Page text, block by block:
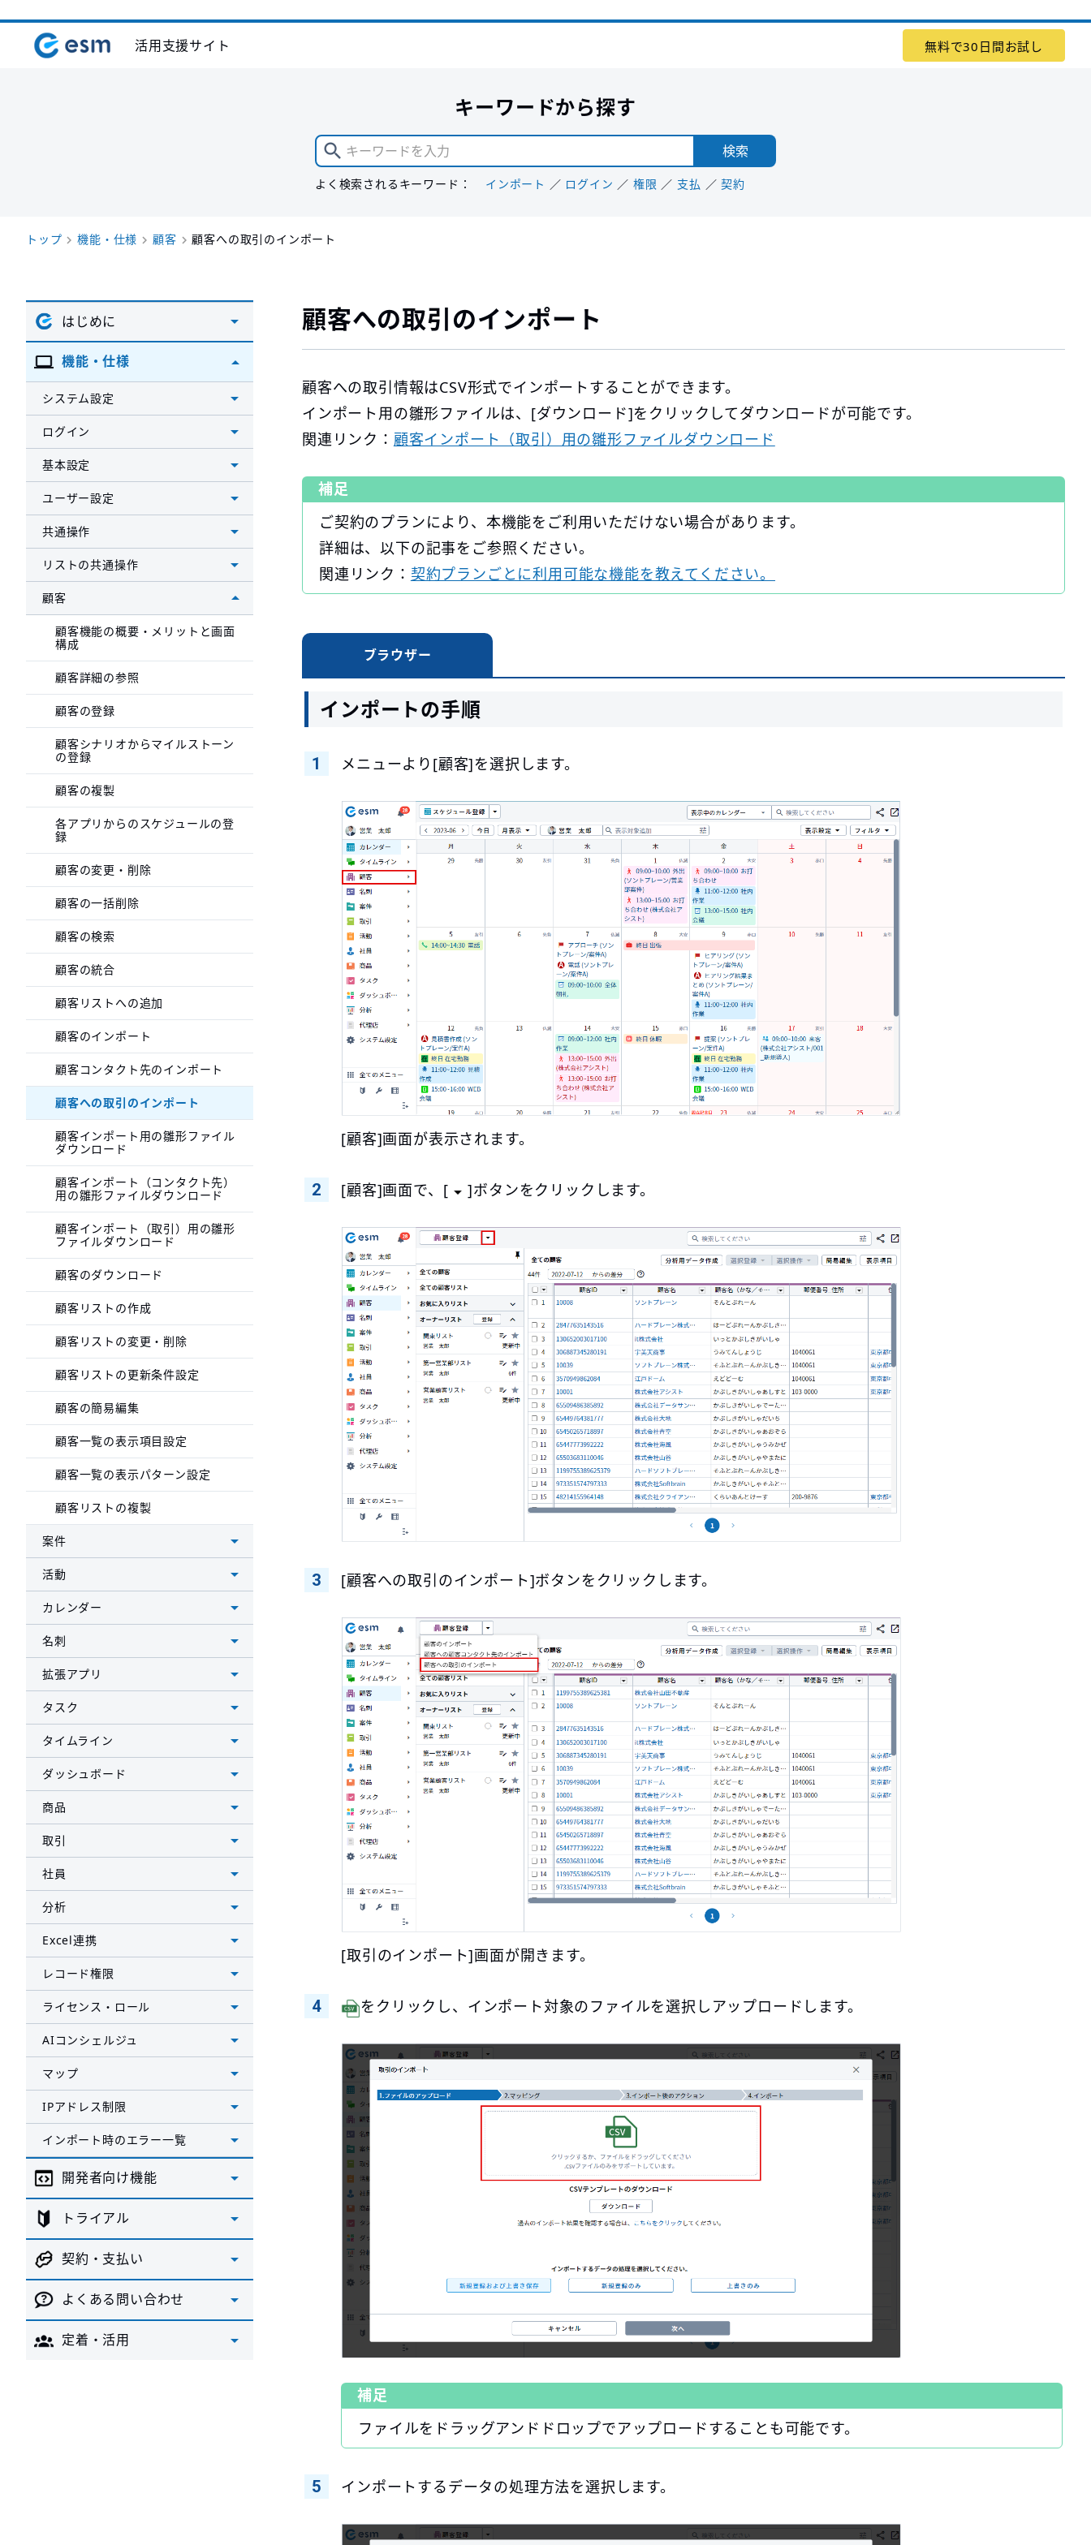
活用支援サイト 無料で30日間お試し
キーワードから探す
検索
よく検索されるキーワード： インポート ログイン 権限 支払 契約
トップ 機能・仕様 顧客 顧客への取引のインポート
顧客への取引のインポート
顧客への取引情報はCSV形式でインポートすることができます。
インポート用の雛形ファイルは、[ダウンロード]をクリックしてダウンロードが可能です。
関連リンク： 顧客インポート（取引）用の雛形ファイルダウンロード
補足
ご契約のプランにより、本機能をご利用いただけない場合があります。
詳細は、以下の記事をご参照ください。
関連リンク： 契約プランごとに利用可能な機能を教えてください。
ブラウザー
インポートの手順
メニューより[顧客]を選択します。
[顧客]画面が表示されます。
[顧客]画面で、[ ]ボタンをクリックします。
[顧客への取引のインポート]ボタンをクリックします。
[取引のインポート]画面が開きます。
をクリックし、インポート対象のファイルを選択しアップロードします。
補足
ファイルをドラッグアンドドロップでアップロードすることも可能です。
インポートするデータの処理方法を選択します。
はじめに
機能・仕様
システム設定
ログイン
基本設定
ユーザー設定
共通操作
リストの共通操作
顧客
顧客機能の概要・メリットと画面
構成
顧客詳細の参照
顧客の登録
顧客シナリオからマイルストーン
の登録
顧客の複製
各アプリからのスケジュールの登
録
顧客の変更・削除
顧客の一括削除
顧客の検索
顧客の統合
顧客リストへの追加
顧客のインポート
顧客コンタクト先のインポート
顧客への取引のインポート
顧客インポート用の雛形ファイル
ダウンロード
顧客インポート（コンタクト先）
用の雛形ファイルダウンロード
顧客インポート（取引）用の雛形
ファイルダウンロード
顧客のダウンロード
顧客リストの作成
顧客リストの変更・削除
顧客リストの更新条件設定
顧客の簡易編集
顧客一覧の表示項目設定
顧客一覧の表示パターン設定
顧客リストの複製
案件
活動
カレンダー
名刺
拡張アプリ
タスク
タイムライン
ダッシュボード
商品
取引
社員
分析
Excel連携
レコード権限
ライセンス・ロール
AIコンシェルジュ
マップ
IPアドレス制限
インポート時のエラー一覧
開発者向け機能
トライアル
契約・支払い
よくある問い合わせ
定着・活用